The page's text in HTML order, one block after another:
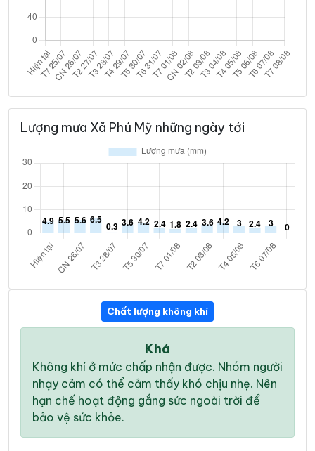
Lượng mưa Xã Phú Mỹ những ngày tới
Chất lượng không khí
Khá
Không khí ở mức chấp nhận được. Nhóm người
nhạy cảm có thể cảm thấy khó chịu nhẹ. Nên
hạn chế hoạt động gắng sức ngoài trời để
bảo vệ sức khỏe.